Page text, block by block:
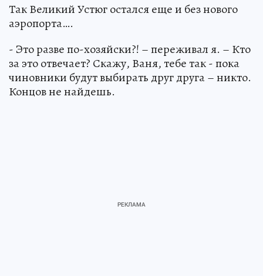
Так Великий Устюг остался еще и без нового
аэропорта….
- Это разве по-хозяйски?! – переживал я. – Кто
за это отвечает? Скажу, Ваня, тебе так - пока
чиновники будут выбирать друг друга – никто.
Концов не найдешь.